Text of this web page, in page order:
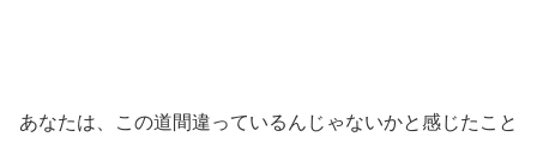
あなたは、この道間違っているんじゃないかと感じたこと